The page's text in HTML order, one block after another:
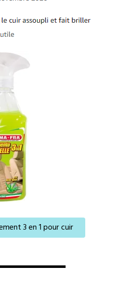
3 en 1 pour cuir